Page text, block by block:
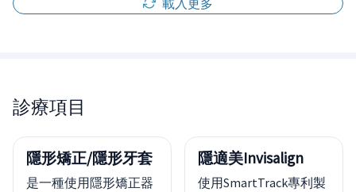
載入更多
診療項目
隱形矯正/隱形牙套
是一種使用隱形矯正器
隱適美Invisalign
使用SmartTrack專利製